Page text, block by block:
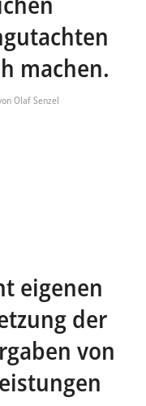
machen.
Olaf Senzel
eigenen
der
von